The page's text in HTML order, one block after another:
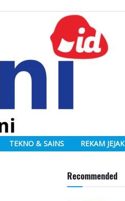
TEKNO & SAINS REKAM JEJAK
Recommended